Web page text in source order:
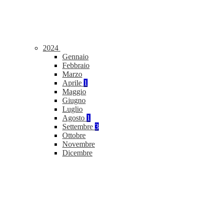
2024
Gennaio
Febbraio
Marzo
Aprile 1
Maggio
Giugno
Luglio
Agosto 1
Settembre 3
Ottobre
Novembre
Dicembre